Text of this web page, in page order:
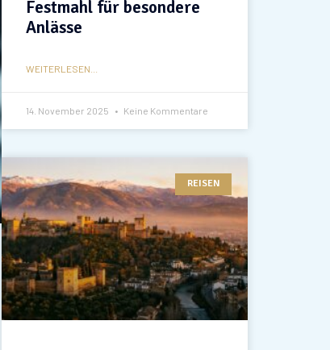
Festmahl für besondere
Anlässe
WEITERLESEN...
14. November 2025 Keine Kommentare
REISEN